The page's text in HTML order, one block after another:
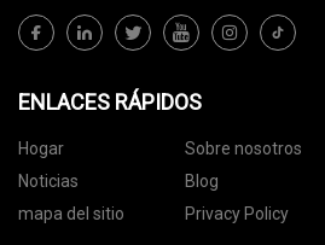
ENLACES RÁPIDOS
Hogar Sobre nosotros
Noticias
Blog
mapa del sitio
Privacy Policy